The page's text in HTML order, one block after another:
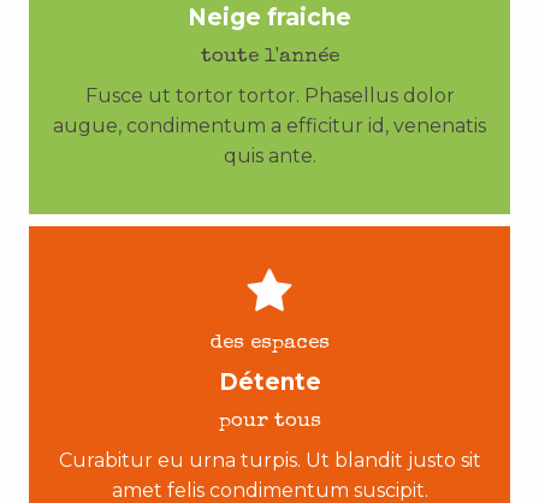
Neige fraiche
toute l'année
Fusce ut tortor tortor. Phasellus dolor
augue, condimentum a efficitur id, venenatis
quis ante.
des espaces
Détente
pour tous
Curabitur eu urna turpis. Ut blandit justo sit
amet felis condimentum suscipit.